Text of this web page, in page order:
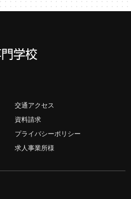
交通アクセス
資料請求
プライバシーポリシー
求人事業所様